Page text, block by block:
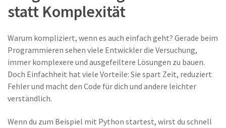
statt Komplexität
Warum kompliziert, wenn es auch einfach geht? Gerade beim
Programmieren sehen viele Entwickler die Versuchung,
immer komplexere und ausgefeiltere Lösungen zu bauen.
Doch Einfachheit hat viele Vorteile: Sie spart Zeit, reduziert
Fehler und macht den Code für dich und andere leichter
verständlich.
Wenn du zum Beispiel mit Python startest, wirst du schnell